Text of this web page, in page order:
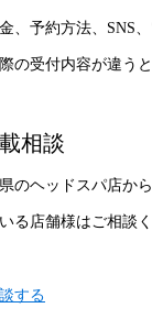
、予約方法、SNS
の受付内容が違う
相談
のヘッドスパ店か
る店舗様はご相談く
する